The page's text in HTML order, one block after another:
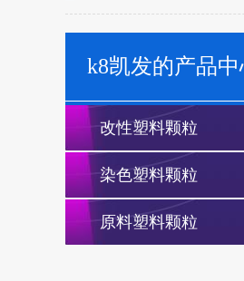
k8凯发的产品中
改性塑料颗粒
染色塑料颗粒
原料塑料颗粒